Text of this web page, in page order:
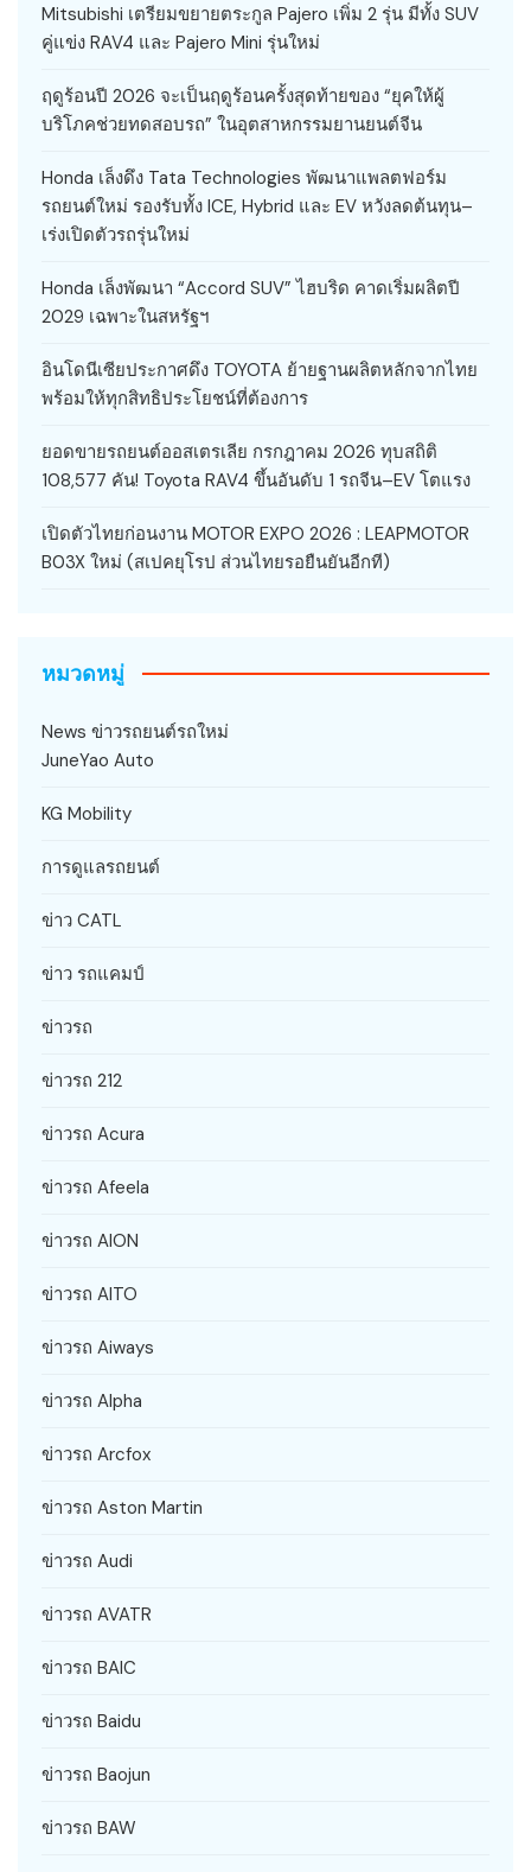
Mitsubishi เตรียมขยายตระกูล Pajero เพิ่ม 2 รุ่น มีทั้ง SUV
คู่แข่ง RAV4 และ Pajero Mini รุ่นใหม่
ฤดูร้อนปี 2026 จะเป็นฤดูร้อนครั้งสุดท้ายของ “ยุคให้ผู้
บริโภคช่วยทดสอบรถ” ในอุตสาหกรรมยานยนต์จีน
Honda เล็งดึง Tata Technologies พัฒนาแพลตฟอร์ม
รถยนต์ใหม่ รองรับทั้ง ICE, Hybrid และ EV หวังลดต้นทุน–
เร่งเปิดตัวรถรุ่นใหม่
Honda เล็งพัฒนา “Accord SUV” ไฮบริด คาดเริ่มผลิตปี
2029 เฉพาะในสหรัฐฯ
อินโดนีเซียประกาศดึง TOYOTA ย้ายฐานผลิตหลักจากไทย
พร้อมให้ทุกสิทธิประโยชน์ที่ต้องการ
ยอดขายรถยนต์ออสเตรเลีย กรกฎาคม 2026 ทุบสถิติ
108,577 คัน! Toyota RAV4 ขึ้นอันดับ 1 รถจีน–EV โตแรง
เปิดตัวไทยก่อนงาน MOTOR EXPO 2026 : LEAPMOTOR
B03X ใหม่ (สเปคยุโรป ส่วนไทยรอยืนยันอีกที)
หมวดหมู่
News ข่าวรถยนต์รถใหม่
JuneYao Auto
KG Mobility
การดูแลรถยนต์
ข่าว CATL
ข่าว รถแคมป์
ข่าวรถ
ข่าวรถ 212
ข่าวรถ Acura
ข่าวรถ Afeela
ข่าวรถ AION
ข่าวรถ AITO
ข่าวรถ Aiways
ข่าวรถ Alpha
ข่าวรถ Arcfox
ข่าวรถ Aston Martin
ข่าวรถ Audi
ข่าวรถ AVATR
ข่าวรถ BAIC
ข่าวรถ Baidu
ข่าวรถ Baojun
ข่าวรถ BAW